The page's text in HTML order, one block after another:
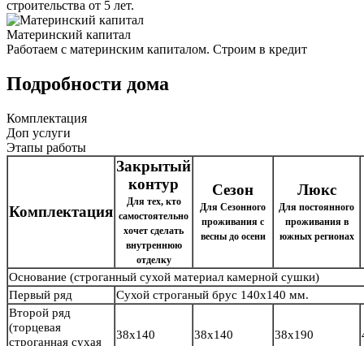
строительства от 5 лет.
Материнский капитал
Работаем с материнским капиталом. Строим в кредит
Подробности дома
Комплектация
Доп услуги
Этапы работы
Комплектация
Закрытый
контур
Для тех, кто
самостоятельно
хочет сделать
внутреннюю
отделку
Сезон
Для Сезонного
проживания с
весны до осени
Люкс
Для постоянного
проживания в
южных регионах
Основание (строганный сухой материал камерной сушки)
Первый ряд
Сухой строганый брус 140х140 мм.
Второй ряд
(торцевая
строганная сухая
38х140 38х140 38х190